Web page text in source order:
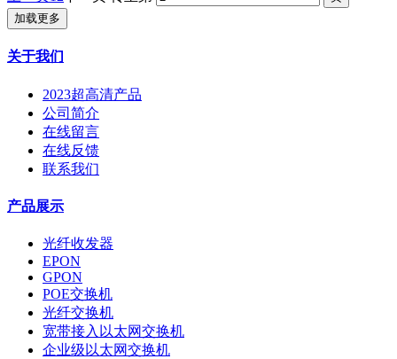
加载更多
关于我们
2023超高清产品
公司简介
在线留言
在线反馈
联系我们
产品展示
光纤收发器
EPON
GPON
POE交换机
光纤交换机
宽带接入以太网交换机
企业级以太网交换机